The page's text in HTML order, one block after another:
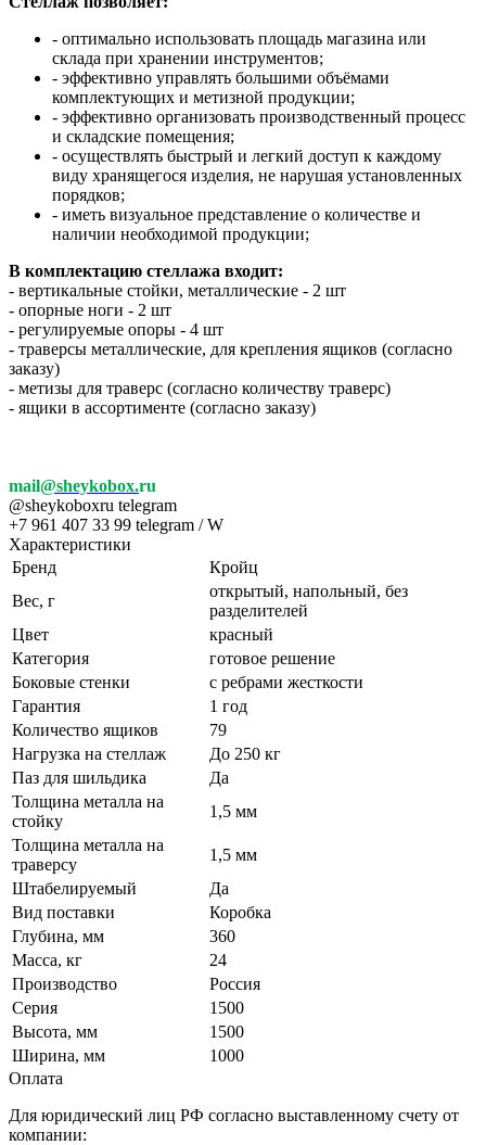
- оптимально использовать площадь магазина или
склада при хранении инструментов;
- эффективно управлять большими объёмами
комплектующих и метизной продукции;
- эффективно организовать производственный процесс
и складские помещения;
- осуществлять быстрый и легкий доступ к каждому
виду хранящегося изделия, не нарушая установленных
порядков;
- иметь визуальное представление о количестве и
наличии необходимой продукции;
В комплектацию стеллажа входит:
- вертикальные стойки, металлические - 2 шт
- опорные ноги - 2 шт
- регулируемые опоры - 4 шт
- траверсы металлические, для крепления ящиков (согласно
заказу)
- метизы для траверс (согласно количеству траверс)
- ящики в ассортименте (согласно заказу)
mail@sheykobox.ru
@sheykoboxru telegram
+7 961 407 33 99 telegram / W
Характеристики
Бренд
Кройц
Вес, г
открытый, напольный, без
разделителей
Цвет
красный
Категория
готовое решение
Боковые стенки
с ребрами жесткости
Гарантия
1 год
Количество ящиков
79
Нагрузка на стеллаж
До 250 кг
Паз для шильдика
Да
Толщина металла на
стойку
1,5 мм
Толщина металла на
траверсу
1,5 мм
Штабелируемый
Да
Вид поставки
Коробка
Глубина, мм
360
Масса, кг
24
Производство
Россия
Серия
1500
Высота, мм
1500
Ширина, мм
1000
Оплата
Для юридический лиц РФ согласно выставленному счету от
компании: